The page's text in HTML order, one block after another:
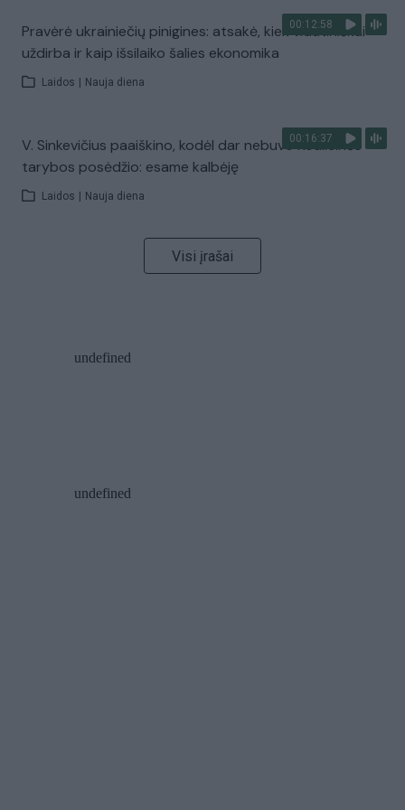
00:12:58
Pravėrė ukrainiečių pinigines: atsakė, kiek vidutiniškai
uždirba ir kaip išsilaiko šalies ekonomika
Laidos Nauja diena
00:16:37
V. Sinkevičius paaiškino, kodėl dar nebuvo Koalicinės
tarybos posėdžio: esame kalbėję
Laidos Nauja diena
Visi įrašai